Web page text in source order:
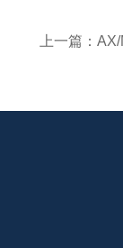
上一篇： AX/